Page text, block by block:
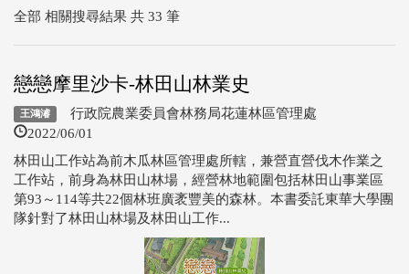
全部 相關搜尋結果 共 33 筆
戀戀摩里沙卡-林田山林業史
王鴻濬 行政院農業委員會林務局花蓮林區管理處
2022/06/01
林田山工作站為前木瓜林區管理處所轄，兼營直營伐木作業之
工作站，前身為林田山林場，經營林地範圍包括林田山事業區
第93～114等共22個林班廣袤豐美的森林。本書委託東華大學團
隊針對了林田山林場及林田山工作...